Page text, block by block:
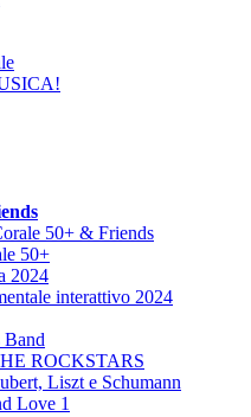
50+ & Friends
50+
2024
interattivo 2024
Band
ROCKSTARS
Liszt e Schumann
Love 1